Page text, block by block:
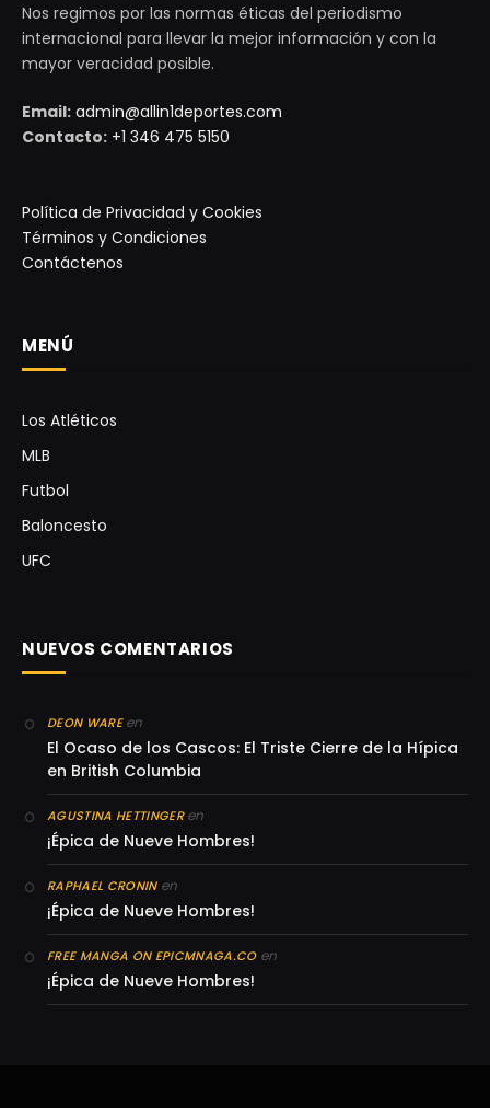
Nos regimos por las normas éticas del periodismo
internacional para llevar la mejor información y con la
mayor veracidad posible.
Email: admin@allin1deportes.com
Contacto: +1 346 475 5150
Política de Privacidad y Cookies
Términos y Condiciones
Contáctenos
MENÚ
Los Atléticos
MLB
Futbol
Baloncesto
UFC
NUEVOS COMENTARIOS
DEON WAREen
El Ocaso de los Cascos: El Triste Cierre de la Hípica
en British Columbia
AGUSTINA HETTINGERen
¡Épica de Nueve Hombres!
RAPHAEL CRONINen
¡Épica de Nueve Hombres!
FREE MANGA ON EPICMNAGA.COen
¡Épica de Nueve Hombres!